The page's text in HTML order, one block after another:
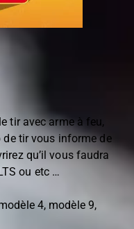
tir avec arme à feu,
de tir vous informe de
qu’il vous faudra
ou etc …
4, modèle 9,